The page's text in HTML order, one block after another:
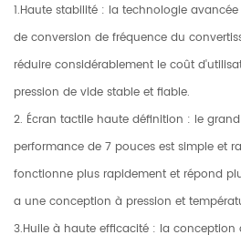
1.Haute stabilité : la technologie
de conversion de fréquence du
réduire considérablement le coût
pression de vide stable et fiable.
2. Écran tactile haute définition : le
performance de 7 pouces est simple et
fonctionne plus rapidement et répond
a une conception à pression et
3.Huile à haute efficacité : la conception